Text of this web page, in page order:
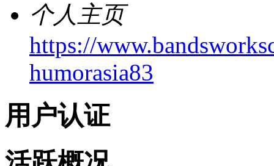
个人主页
https://
humorasia83
用户认证